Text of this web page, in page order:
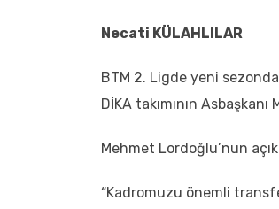
Necati KÜLAHLILAR
BTM 2. Ligde yeni
DİKA takımının
Mehmet Lordoğlu’nun
“Kadromuzu önemli